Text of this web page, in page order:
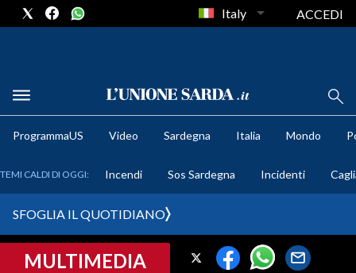
METEO
CRONACA SARDEGNA
Italy ACCEDI
ProgrammaUS Video Sardegna Italia Mondo
TEMI CALDI DI OGGI: Incendi Sos Sardegna Incidenti
SFOGLIA IL QUOTIDIANO
MULTIMEDIA